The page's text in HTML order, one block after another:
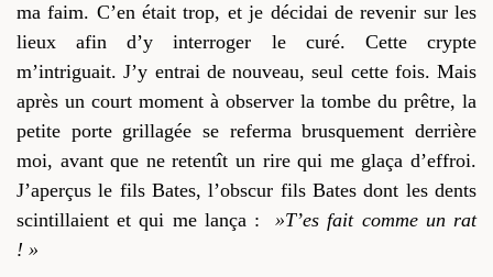
ma faim. C’en était trop, et je décidai de revenir sur les
lieux afin d’y interroger le curé. Cette crypte
m’intriguait. J’y entrai de nouveau, seul cette fois. Mais
après un court moment à observer la tombe du prêtre, la
petite porte grillagée se referma brusquement derrière
moi, avant que ne retentît un rire qui me glaça d’effroi.
J’aperçus le fils Bates, l’obscur fils Bates dont les dents
scintillaient et qui me lança :
»T’es fait comme un rat
! »